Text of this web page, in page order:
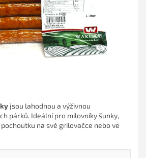
jsou lahodnou a výživnou
párků. Ideální pro milovníky šunky,
na své grilovačce nebo ve